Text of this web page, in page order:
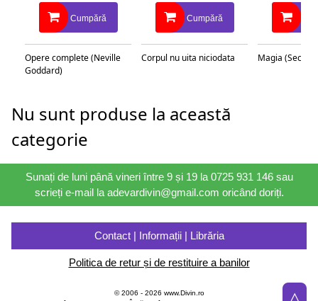
Cumpără
Opere complete (Neville
Goddard)
Cumpără
Corpul nu uita niciodata Magia
Nu sunt produse la această
categorie
Sunați de luni până vineri între 9 și 19 la 0725 931 146 sau
scrieți e-mail la adevardivin@gmail.com oricând doriți.
Contact | Informații | Librăria
Politica de retur și de restituire a banilor
© 2006 - 2026 www.Divin.ro